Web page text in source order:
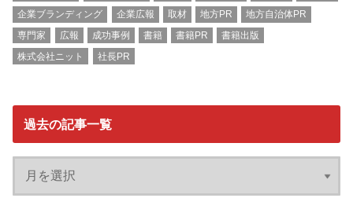
企業ブランディング
企業広報 取材 地方PR
地方自治体PR
専門家
広報 成功事例 書籍 書籍PR
書籍出版
株式会社ニット
社長PR
過去の記事一覧